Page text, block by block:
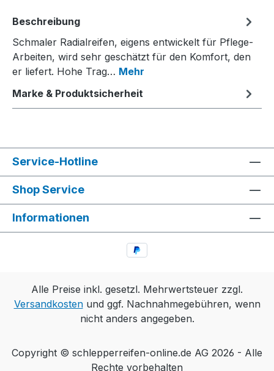
Beschreibung
Schmaler Radialreifen, eigens entwickelt für Pflege-
Arbeiten, wird sehr geschätzt für den Komfort, den
er liefert. Hohe Trag… Mehr
Marke & Produktsicherheit
Service-Hotline
Shop Service
Informationen
Alle Preise inkl. gesetzl. Mehrwertsteuer zzgl.
Versandkostenund ggf. Nachnahmegebühren, wenn
nicht anders angegeben.
Copyright © schlepperreifen-online.de AG 2026 - Alle
Rechte vorbehalten